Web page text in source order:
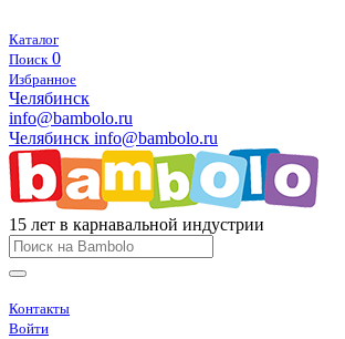
Каталог
Поиск 0
Избранное
Челябинск
info@bambolo.ru
Челябинск info@bambolo.ru
15 лет в карнавальной индустрии
Контакты
Войти